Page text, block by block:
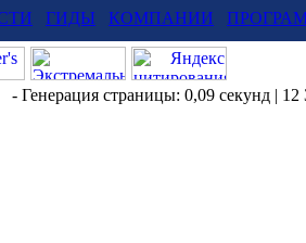
ГИДЫ КОМПАНИИ
- Генерация страницы: 0,09 секунд |